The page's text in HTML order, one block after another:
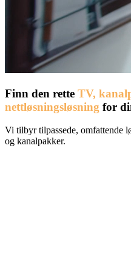
Finn den rette TV,
nettløsningsløsning for
Vi tilbyr tilpassede, omfattende
og kanalpakker.